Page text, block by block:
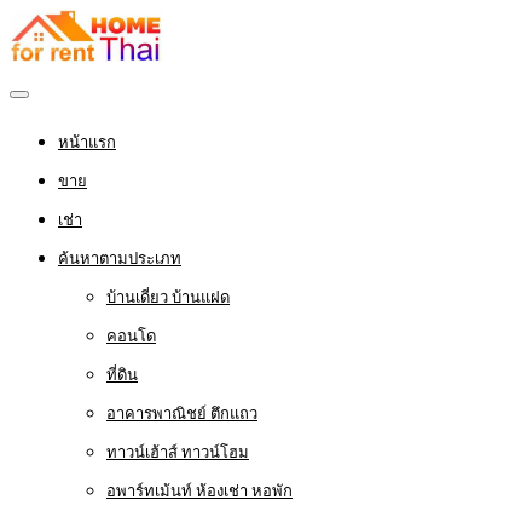
หน้าแรก
ขาย
เช่า
ค้นหาตามประเภท
บ้านเดี่ยว บ้านแฝด
คอนโด
ที่ดิน
อาคารพาณิชย์ ตึกแถว
ทาวน์เฮ้าส์ ทาวน์โฮม
อพาร์ทเม้นท์ ห้องเช่า หอพัก